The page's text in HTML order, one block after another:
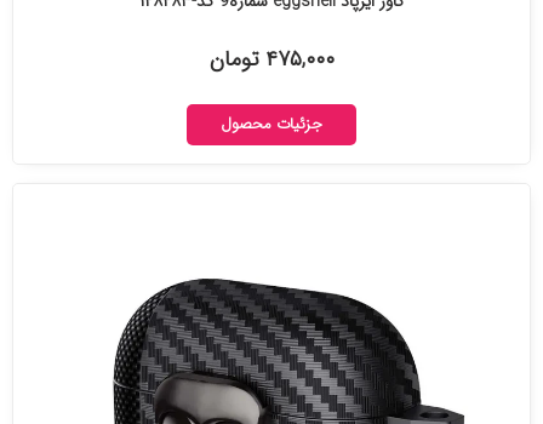
۴۷۵,۰۰۰ تومان
جزئیات محصول